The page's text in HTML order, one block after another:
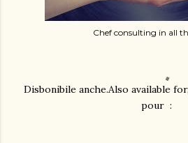
Chef consulting in all
Disbonibile anche.Also available
pour :